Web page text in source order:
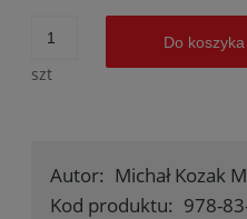
szt
Do koszyka
Autor: Michał Kozak
Kod produktu: 978-